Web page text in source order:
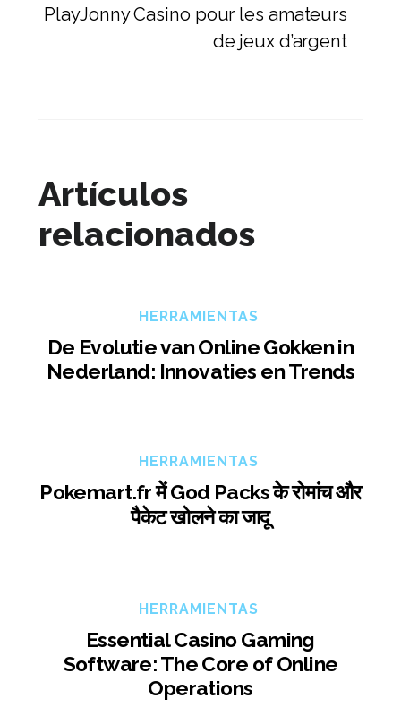
PlayJonny Casino pour les amateurs
de jeux d’argent
Artículos
relacionados
HERRAMIENTAS
De Evolutie van Online Gokken in
Nederland: Innovaties en Trends
HERRAMIENTAS
Pokemart.fr में God Packs के रोमांच और
पैकेट खोलने का जादू
HERRAMIENTAS
Essential Casino Gaming
Software: The Core of Online
Operations